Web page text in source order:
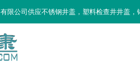
限公司供应不锈钢井盖，塑料检查井井盖